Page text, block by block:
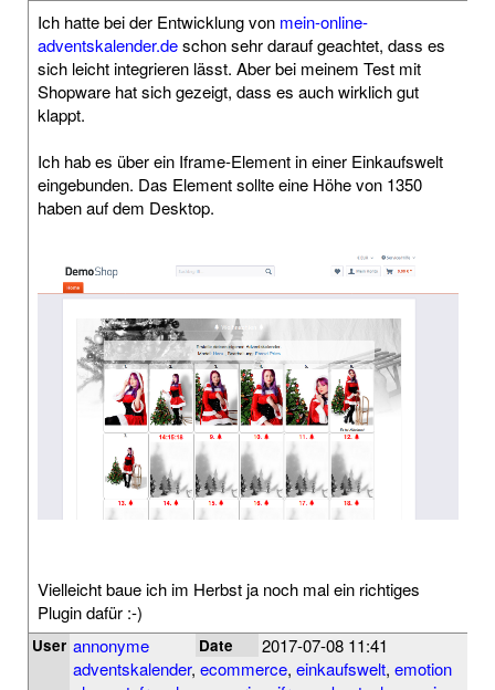
Ich hatte bei der Entwicklung von mein-online-
adventskalender.deschon sehr darauf geachtet, dass es
sich leicht integrieren lässt. Aber bei meinem Test mit
Shopware hat sich gezeigt, dass es auch wirklich gut
klappt.
Ich hab es über ein Iframe-Element in einer Einkaufswelt
eingebunden. Das Element sollte eine Höhe von 1350
haben auf dem Desktop.
Vielleicht baue ich im Herbst ja noch mal ein richtiges
Plugin dafür :-)
User annonyme Date
2017-07-08 11:41
adventskalender, ecommerce, einkaufswelt, emotion